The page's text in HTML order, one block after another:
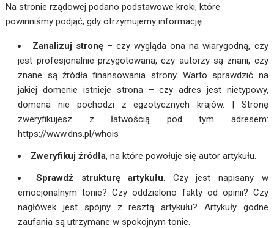
Na stronie rządowej podano podstawowe kroki, które
powinniśmy podjąć, gdy otrzymujemy informację:
Zanalizuj stronę– czy wygląda ona na wiarygodną, czy
jest profesjonalnie przygotowana, czy autorzy są znani, czy
znane są źródła finansowania strony. Warto sprawdzić na
jakiej domenie istnieje strona – czy adres jest nietypowy,
domena nie pochodzi z egzotycznych krajów. | Stronę
zweryfikujesz z łatwością pod tym adresem:
https://www.dns.pl/whois
Zweryfikuj źródła, na które powołuje się autor artykułu.
Sprawdź strukturę artykułu. Czy jest napisany w
emocjonalnym tonie? Czy oddzielono fakty od opinii? Czy
nagłówek jest spójny z resztą artykułu? Artykuły godne
zaufania są utrzymane w spokojnym tonie.